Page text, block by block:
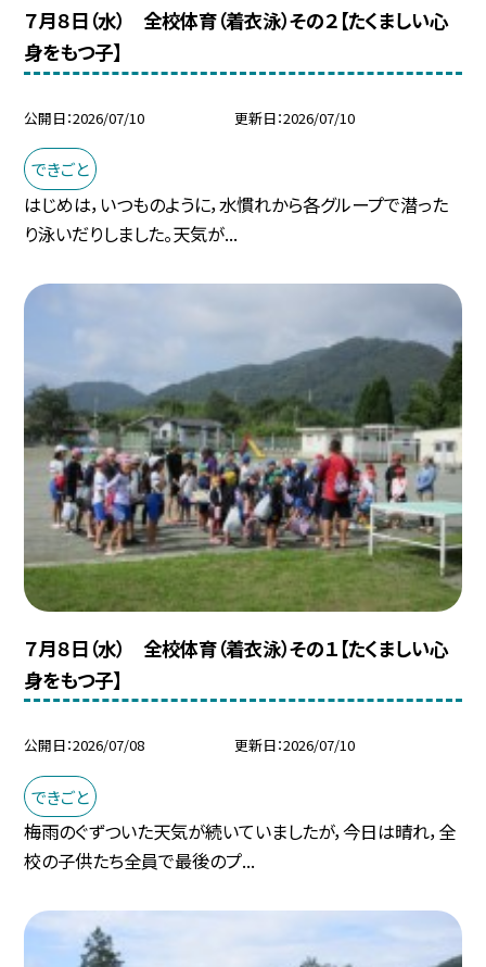
７月８日（水） 全校体育（着衣泳）その２【たくましい心
身をもつ子】
公開日 2026/07/10 更新日 2026/07/10
できごと
はじめは，いつものように，水慣れから各グループで潜った
り泳いだりしました。天気が...
７月８日（水） 全校体育（着衣泳）その１【たくましい心
身をもつ子】
公開日 2026/07/08 更新日 2026/07/10
できごと
梅雨のぐずついた天気が続いていましたが，今日は晴れ，全
校の子供たち全員で最後のプ...